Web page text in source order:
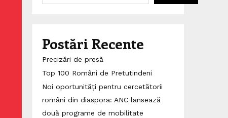
Postări Recente
Precizări de presă
Top 100 Români de Pretutindeni
Noi oportunități pentru cercetătorii
români din diaspora: ANC lansează
două programe de mobilitate